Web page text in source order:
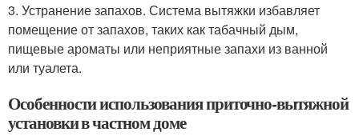
3. Устранение запахов. Система вытяжки избавляет
помещение от запахов, таких как табачный дым,
пищевые ароматы или неприятные запахи из ванной
или туалета.
Особенности использования приточно-вытяжной
установки в частном доме